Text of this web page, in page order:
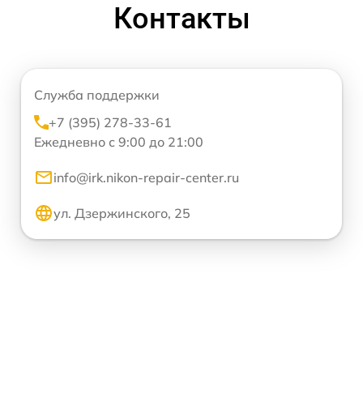
Контакты
Служба поддержки
+7 (395) 278-33-61
Ежедневно с 9:00 до 21:00
info@irk.nikon-repair-center.ru
ул. Дзержинского, 25